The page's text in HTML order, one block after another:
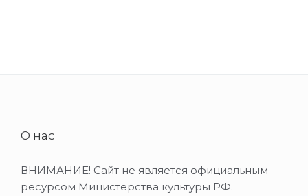
О нас
ВНИМАНИЕ! Сайт не является официальным
ресурсом Министерства культуры РФ.